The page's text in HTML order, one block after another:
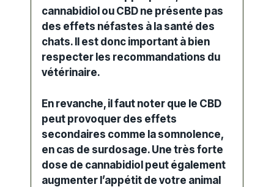
cannabidiol ou CBD ne présente pas
des effets néfastes à la santé des
chats. Il est donc important à bien
respecter les recommandations du
vétérinaire.
En revanche, il faut noter que le CBD
peut provoquer des effets
secondaires comme la somnolence,
en cas de surdosage. Une très forte
dose de cannabidiol peut également
augmenter l’appétit de votre animal